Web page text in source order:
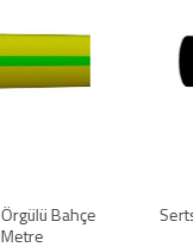
Örgülü Bahçe
5 Metre